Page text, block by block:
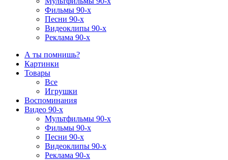
Фильмы 90-х
Песни 90-х
Видеоклипы 90-х
Реклама 90-х
А ты помнишь?
Картинки
Товары
Все
Игрушки
Воспоминания
Видео 90-х
Мультфильмы 90-х
Фильмы 90-х
Песни 90-х
Видеоклипы 90-х
Реклама 90-х